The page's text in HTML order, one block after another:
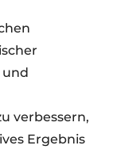
verbessern,
Ergebnis